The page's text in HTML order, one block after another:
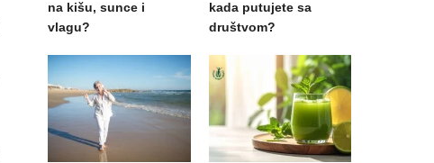
na kišu, sunce i
vlagu?
kada putujete sa
društvom?